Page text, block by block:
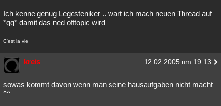
Ich kenne genug Legesteniker .. wart ich mach neuen Thread auf
*gg* damit das ned offtopic wird
C'est la vie
kreis 12.02.2005 um 19:13
sowas kommt davon wenn man seine hausaufgaben nicht macht
^^